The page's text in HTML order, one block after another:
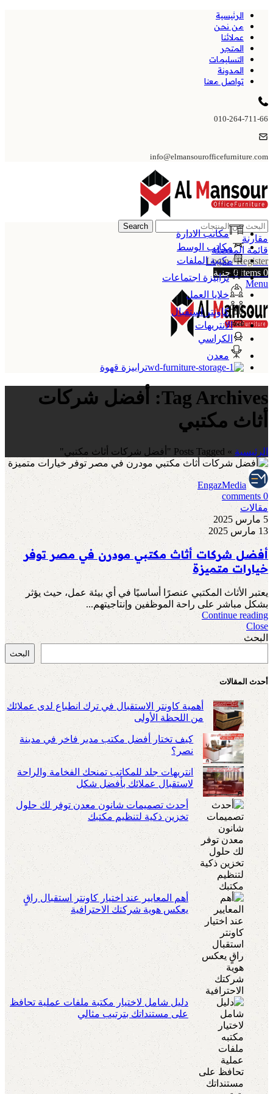
الرئيسية
من نحن
عملائنا
المتجر
التسليمات
المدونة
تواصل معنا
010-264-711-66
info@elmansourofficefurniture.com
Search
مقارنة
قائمة المفضلة
Login / Register
0
items
0 جنية
Menu
مكاتب الادارة
مكاتب الوسط
مكتبة الملفات
ترابيزة اجتماعات
خلايا العمل
كاونتر استقبال
الانتريهات
الكراسي
معدن
ترابيزة قهوة
Tag Archives: أفضل شركات
أثاث مكتبي
الرئيسية » Posts Tagged "أفضل شركات أثاث مكتبي"
EngazMedia
0
comments
مقالات
5 مارس 2025
13 مارس 2025
أفضل شركات أثاث مكتبي مودرن في مصر توفر
خيارات متميزة
يعتبر الأثاث المكتبي عنصرًا أساسيًا في أي بيئة عمل، حيث يؤثر
بشكل مباشر على راحة الموظفين وإنتاجيتهم...
Continue reading
Close
البحث
البحث
أحدث المقالات
أهمية كاونتر الاستقبال في ترك انطباع لدى عملائك
من اللحظة الأولى
كيف تختار أفضل مكتب مدير فاخر في مدينة
نصر؟
انتريهات جلد للمكاتب تمنحك الفخامة والراحة
لاستقبال عملائك بأفضل شكل
أحدث تصميمات شانون معدن توفر لك حلول
تخزين ذكية لتنظيم مكتبك
أهم المعايير عند اختيار كاونتر استقبال راقٍ
يعكس هوية شركتك الاحترافية
دليل شامل لاختيار مكتبة ملفات عملية تحافظ
على مستنداتك بترتيب مثالي